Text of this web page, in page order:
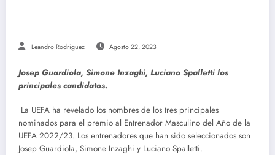
Leandro Rodriguez Agosto 22, 2023
Josep Guardiola, Simone Inzaghi, Luciano Spalletti los
principales candidatos.
La UEFA ha revelado los nombres de los tres principales
nominados para el premio al Entrenador Masculino del Año de la
UEFA 2022/23. Los entrenadores que han sido seleccionados son
Josep Guardiola, Simone Inzaghi y Luciano Spalletti.